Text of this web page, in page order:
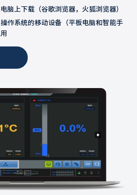
脑上下载（谷歌浏览器，火狐浏览器）
作系统的移动设备（平板电脑和智能手